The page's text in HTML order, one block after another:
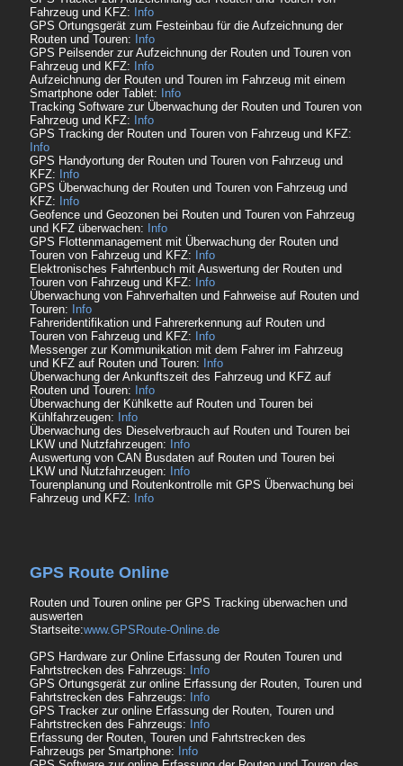
Fahrzeug und KFZ:
Info
GPS Ortungsgerät zum Festeinbau für die Aufzeichnung der
Routen und Touren:
Info
GPS Peilsender zur Aufzeichnung der Routen und Touren von
Fahrzeug und KFZ:
Info
Aufzeichnung der Routen und Touren im Fahrzeug mit einem
Smartphone oder Tablet:
Info
Tracking Software zur Überwachung der Routen und Touren von
Fahrzeug und KFZ:
Info
GPS Tracking der Routen und Touren von Fahrzeug und KFZ:
Info
GPS Handyortung der Routen und Touren von Fahrzeug und
KFZ:
Info
GPS Überwachung der Routen und Touren von Fahrzeug und
KFZ:
Info
Geofence und Geozonen bei Routen und Touren von Fahrzeug
und KFZ überwachen:
Info
GPS Flottenmanagement mit Überwachung der Routen und
Touren von Fahrzeug und KFZ:
Info
Elektronisches Fahrtenbuch mit Auswertung der Routen und
Touren von Fahrzeug und KFZ:
Info
Überwachung von Fahrverhalten und Fahrweise auf Routen und
Touren:
Info
Fahreridentifikation und Fahrererkennung auf Routen und
Touren von Fahrzeug und KFZ:
Info
Messenger zur Kommunikation mit dem Fahrer im Fahrzeug
und KFZ auf Routen und Touren:
Info
Überwachung der Ankunftszeit des Fahrzeug und KFZ auf
Routen und Touren:
Info
Überwachung der Kühlkette auf Routen und Touren bei
Kühlfahrzeugen:
Info
Überwachung des Dieselverbrauch auf Routen und Touren bei
LKW und Nutzfahrzeugen:
Info
Auswertung von CAN Busdaten auf Routen und Touren bei
LKW und Nutzfahrzeugen:
Info
Tourenplanung und Routenkontrolle mit GPS Überwachung bei
Fahrzeug und KFZ:
Info
GPS Route Online
Routen und Touren online per GPS Tracking überwachen und
auswerten
Startseite:www.GPSRoute-Online.de
GPS Hardware zur Online Erfassung der Routen Touren und
Fahrtstrecken des Fahrzeugs:
Info
GPS Ortungsgerät zur online Erfassung der Routen, Touren und
Fahrtstrecken des Fahrzeugs:
Info
GPS Tracker zur online Erfassung der Routen, Touren und
Fahrtstrecken des Fahrzeugs:
Info
Erfassung der Routen, Touren und Fahrtstrecken des
Fahrzeugs per Smartphone:
Info